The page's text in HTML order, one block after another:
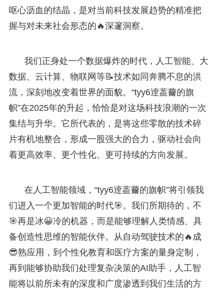
呕心沥血的结晶，是对当前科技发展趋势的精准把
握与对未来社会形态的🔥深邃洞察。
我们正身处一个数据爆炸的时代，人工智能、大
数据、云计算、物联网等📝技术如同奔腾不息的洪
流，深刻地改变着世界的面貌。“tyy6逹葢薾的旗
帜”在2025年的升起，恰恰是对这场科技浪潮的一次
集结与升华。它所代表的，是将这些零散的技术碎
片有机地整合，形成一股强大的合力，驱动社会向
着更高效率、更个性化、更可持续的方向发展。
在人工智能领域，“tyy6逹葢薾的旗帜”将引领我
们进入一个更加智能的时代🎯。我们所期待的，不
🎯再是冰😀冷的机器，而是能够理解人类情感、具
备创造性思维的智能伙伴。从自动驾驶技术的🔥成
😎熟应用，到个性化教育和医疗方案的量身定制，
再到能够协助我们处理复杂决策的AI助手，人工智
能将以前所未有的深度和广度渗透到我们生活的方